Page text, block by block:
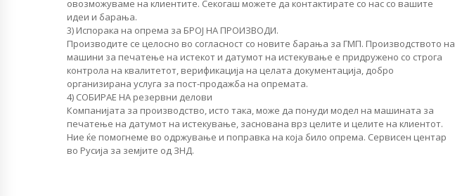
овозможуваме на клиентите. Секогаш можете да контактирате со нас со вашите
идеи и барања.
3) Испорака на опрема за БРОЈ НА ПРОИЗВОДИ.
Производите се целосно во согласност со новите барања за ГМП. Производството на
машини за печатење на истекот и датумот на истекување е придружено со строга
контрола на квалитетот, верификација на целата документација, добро
организирана услуга за пост-продажба на опремата.
4) СОБИРАЕ НА резервни делови
Компанијата за производство, исто така, може да понуди модел на машината за
печатење на датумот на истекување, заснована врз целите и целите на клиентот.
Ние ќе помогнеме во одржување и поправка на која било опрема. Сервисен центар
во Русија за земјите од ЗНД.